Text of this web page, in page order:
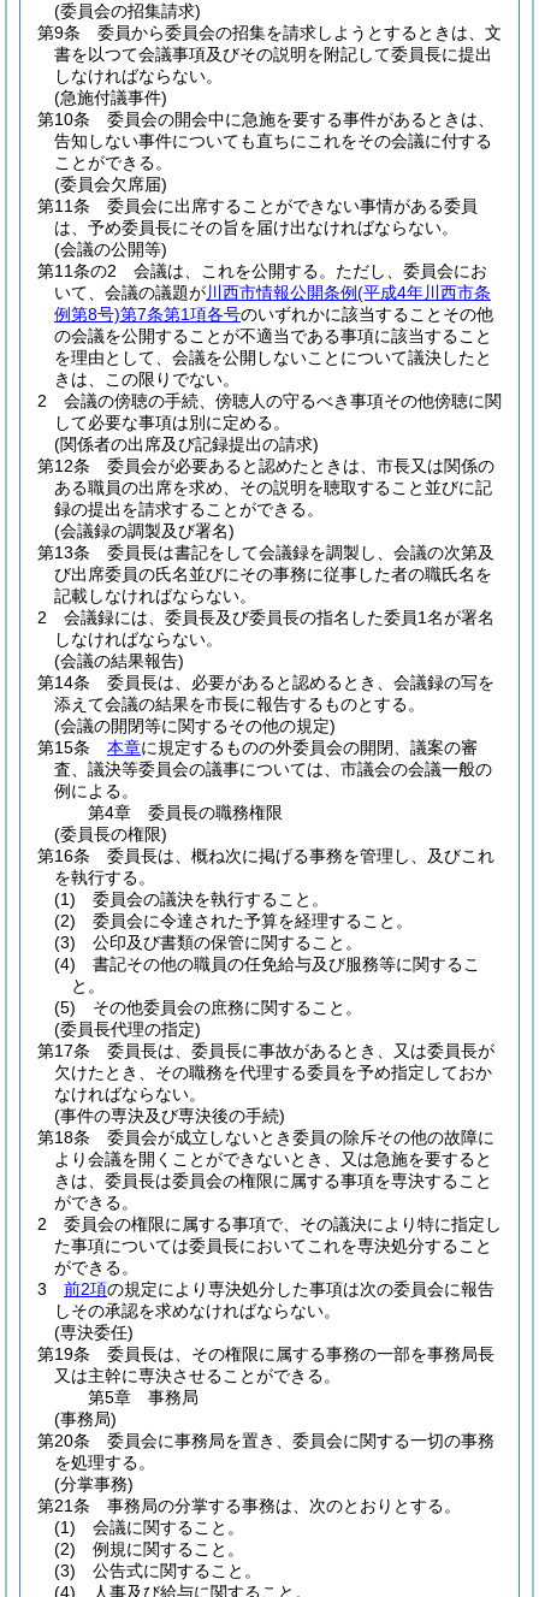
(委員会の招集請求)
第9条
委員から委員会の招集を請求しようとするときは、文
書を以つて会議事項及びその説明を附記して委員長に提出
しなければならない。
(急施付議事件)
第10条
委員会の開会中に急施を要する事件があるときは、
告知しない事件についても直ちにこれをその会議に付する
ことができる。
(委員会欠席届)
第11条
委員会に出席することができない事情がある委員
は、予め委員長にその旨を届け出なければならない。
(会議の公開等)
第11条の2
会議は、これを公開する。 ただし、委員会にお
いて、会議の議題が川西市情報公開条例(平成4年川西市条
例第8号)第7条第1項各号のいずれかに該当することその他
の会議を公開することが不適当である事項に該当すること
を理由として、会議を公開しないことについて議決したと
きは、この限りでない。
2
会議の傍聴の手続、傍聴人の守るべき事項その他傍聴に関
して必要な事項は別に定める。
(関係者の出席及び記録提出の請求)
第12条
委員会が必要あると認めたときは、市長又は関係の
ある職員の出席を求め、その説明を聴取すること並びに記
録の提出を請求することができる。
(会議録の調製及び署名)
第13条
委員長は書記をして会議録を調製し、会議の次第及
び出席委員の氏名並びにその事務に従事した者の職氏名を
記載しなければならない。
2
会議録には、委員長及び委員長の指名した委員1名が署名
しなければならない。
(会議の結果報告)
第14条
委員長は、必要があると認めるとき、会議録の写を
添えて会議の結果を市長に報告するものとする。
(会議の開閉等に関するその他の規定)
第15条
本章に規定するものの外委員会の開閉、議案の審
査、議決等委員会の議事については、市議会の会議一般の
例による。
第4章
委員長の職務権限
(委員長の権限)
第16条
委員長は、概ね次に掲げる事務を管理し、及びこれ
を執行する。
(1)
委員会の議決を執行すること。
(2)
委員会に令達された予算を経理すること。
(3)
公印及び書類の保管に関すること。
(4)
書記その他の職員の任免給与及び服務等に関するこ
と。
(5)
その他委員会の庶務に関すること。
(委員長代理の指定)
第17条
委員長は、委員長に事故があるとき、又は委員長が
欠けたとき、その職務を代理する委員を予め指定しておか
なければならない。
(事件の専決及び専決後の手続)
第18条
委員会が成立しないとき委員の除斥その他の故障に
より会議を開くことができないとき、又は急施を要すると
きは、委員長は委員会の権限に属する事項を専決すること
ができる。
2
委員会の権限に属する事項で、その議決により特に指定し
た事項については委員長においてこれを専決処分すること
ができる。
3
前2項の規定により専決処分した事項は次の委員会に報告
しその承認を求めなければならない。
(専決委任)
第19条
委員長は、その権限に属する事務の一部を事務局長
又は主幹に専決させることができる。
第5章
事務局
(事務局)
第20条
委員会に事務局を置き、委員会に関する一切の事務
を処理する。
(分掌事務)
第21条
事務局の分掌する事務は、次のとおりとする。
(1)
会議に関すること。
(2)
例規に関すること。
(3)
公告式に関すること。
(4)
人事及び給与に関すること。